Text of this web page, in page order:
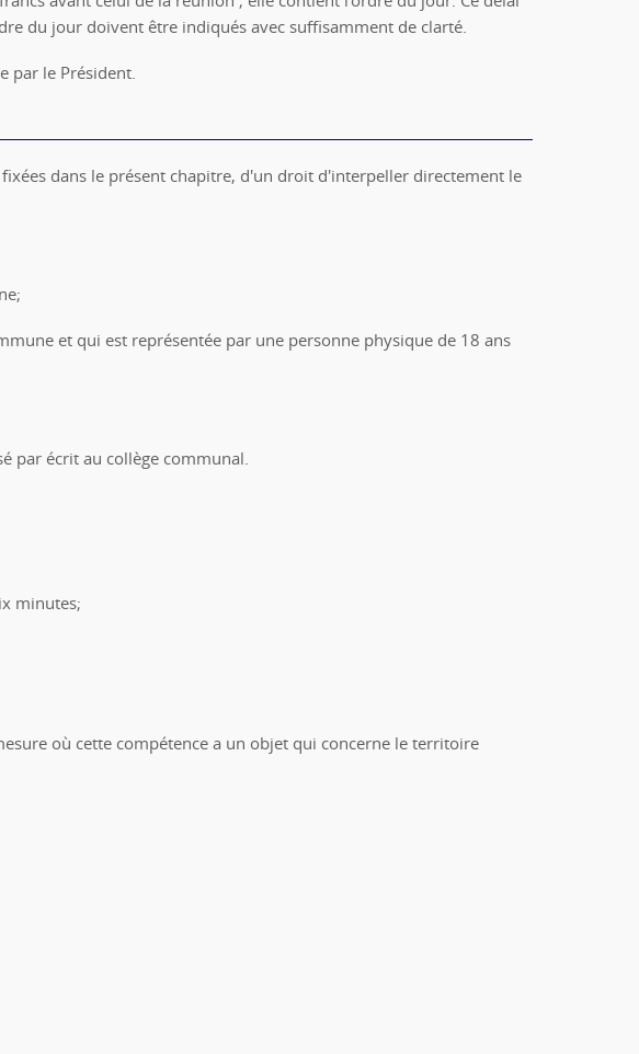
du jour doivent être indiqués avec suffisamment de clarté.
par le Président.
dans le présent chapitre, d'un droit d'interpeller directement le
et qui est représentée par une personne physique de 18 ans
par écrit au collège communal.
minutes;
où cette compétence a un objet qui concerne le territoire